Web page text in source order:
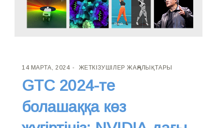
14 МАРТА, 2024 ЖЕТКІЗУШІЛЕР ЖАҢАЛЫҚТАРЫ
GTC 2024-те
болашаққа көз